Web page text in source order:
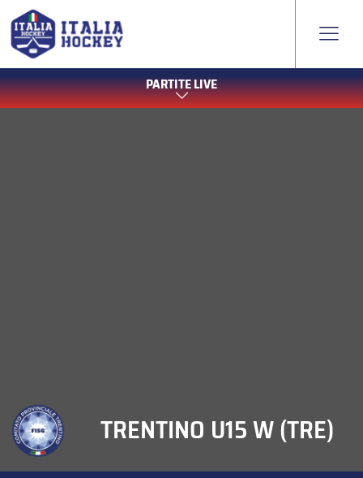
PARTITE LIVE
TRENTINO U15 W (TRE)